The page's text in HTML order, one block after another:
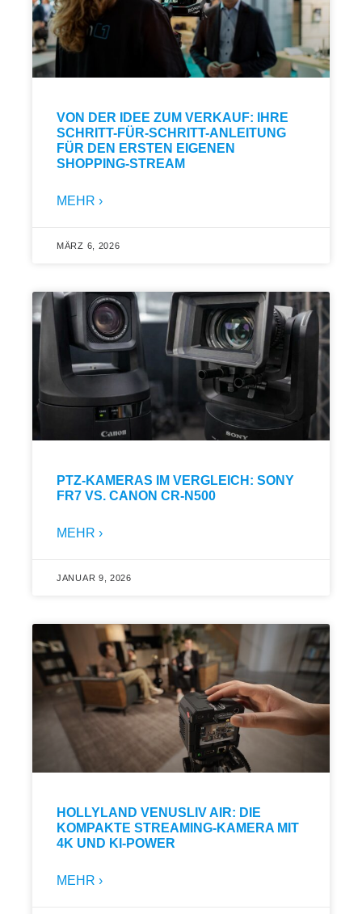
VON DER IDEE ZUM VERKAUF: IHRE
SCHRITT-FÜR-SCHRITT-ANLEITUNG
FÜR DEN ERSTEN EIGENEN
SHOPPING-STREAM
MEHR ›
MÄRZ 6, 2026
PTZ-KAMERAS IM VERGLEICH: SONY
FR7 VS. CANON CR-N500
MEHR ›
JANUAR 9, 2026
HOLLYLAND VENUSLIV AIR: DIE
KOMPAKTE STREAMING-KAMERA MIT
4K UND KI-POWER
MEHR ›